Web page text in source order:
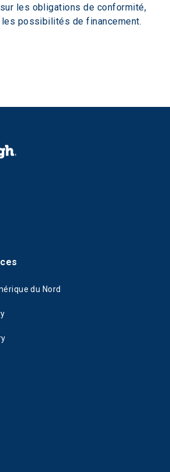
les obligations de conformité,
possibilités de financement.
du Nord